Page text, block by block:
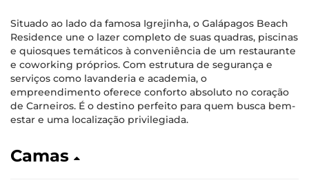
Situado ao lado da famosa Igrejinha, o Galápagos Beach
Residence une o lazer completo de suas quadras, piscinas
e quiosques temáticos à conveniência de um restaurante
e coworking próprios. Com estrutura de segurança e
serviços como lavanderia e academia, o
empreendimento oferece conforto absoluto no coração
de Carneiros. É o destino perfeito para quem busca bem-
estar e uma localização privilegiada.
Camas